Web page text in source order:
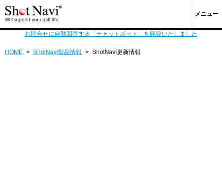
メニュー
お問合せに自動回答する「チャットボット」を開設いたしました
HOME > ShotNavi製品情報 > ShotNavi更新情報